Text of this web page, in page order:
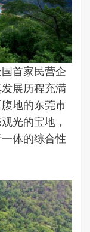
首家民营企
展历程充满
地的东莞市
光的宝地，
体的综合性